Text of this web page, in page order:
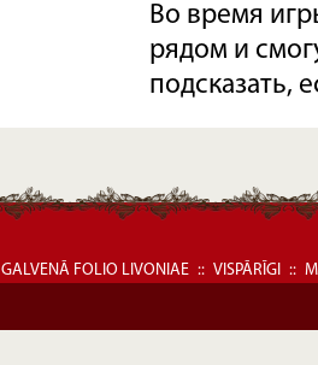
Во время
рядом и
подсказать,
GALVENĀ FOLIO LIVONIAE :: VISPĀRĪGI ::